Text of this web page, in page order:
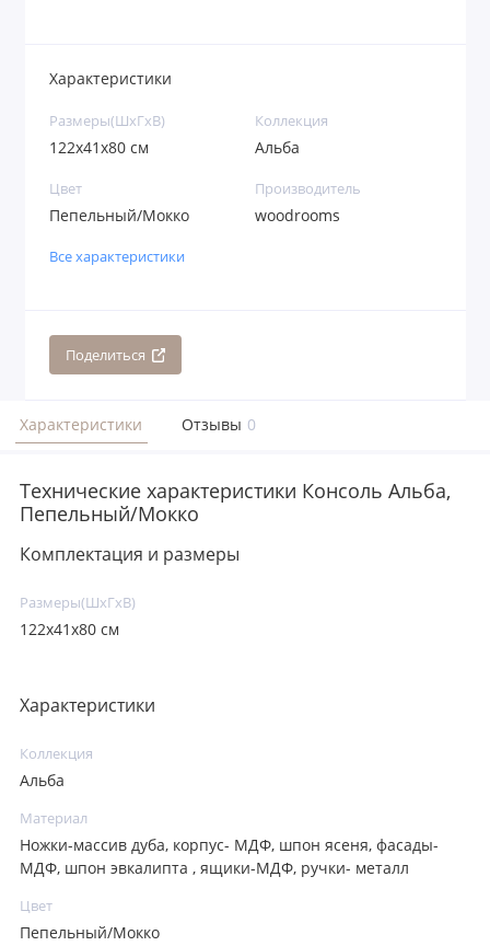
Характеристики
Размеры(ШxГxВ)
122x41x80 см
Коллекция
Альба
Цвет
Пепельный/Мокко
Производитель
woodrooms
Все характеристики
Поделиться
Характеристики Отзывы 0
Технические характеристики Консоль Альба,
Пепельный/Мокко
Комплектация и размеры
Размеры(ШxГxВ)
122x41x80 см
Характеристики
Коллекция
Альба
Материал
Ножки-массив дуба, корпус- МДФ, шпон ясеня, фасады-
МДФ, шпон эвкалипта , ящики-МДФ, ручки- металл
Цвет
Пепельный/Мокко